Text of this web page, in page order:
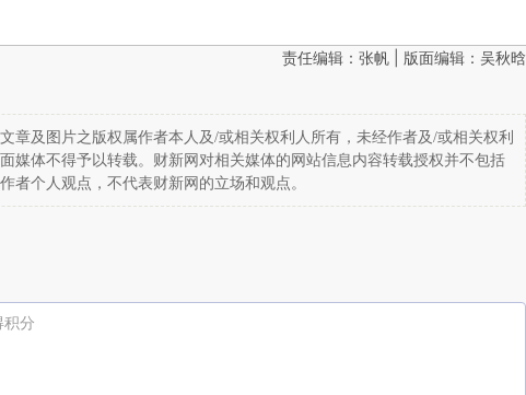
责任编辑：张帆 | 版面编辑：吴秋晗
章及图片之版权属作者本人及/或相关权利人所有，未经作者及/或相关权利
媒体不得予以转载。财新网对相关媒体的网站信息内容转载授权并不包括
者个人观点，不代表财新网的立场和观点。
积分